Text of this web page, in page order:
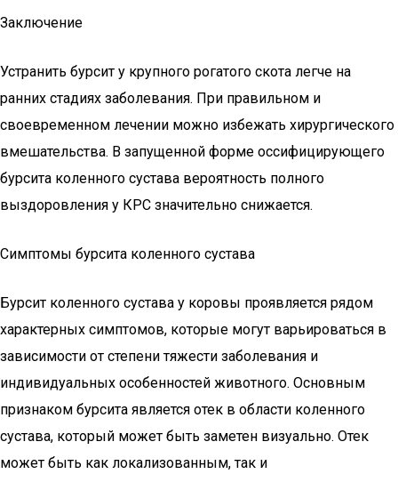
Заключение
Устранить бурсит у крупного рогатого скота легче на
ранних стадиях заболевания. При правильном и
своевременном лечении можно избежать хирургического
вмешательства. В запущенной форме оссифицирующего
бурсита коленного сустава вероятность полного
выздоровления у КРС значительно снижается.
Симптомы бурсита коленного сустава
Бурсит коленного сустава у коровы проявляется рядом
характерных симптомов, которые могут варьироваться в
зависимости от степени тяжести заболевания и
индивидуальных особенностей животного. Основным
признаком бурсита является отек в области коленного
сустава, который может быть заметен визуально. Отек
может быть как локализованным, так и